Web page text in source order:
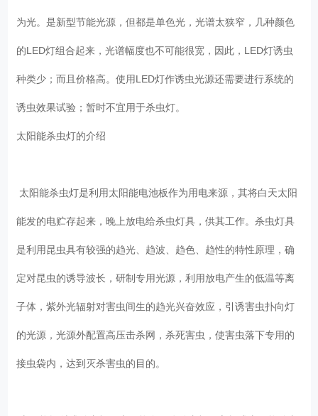
为光。是新型节能光源，但都是单色光，光谱太狭窄，几种颜色
的LED灯组合起来，光谱幅度也不可能很宽，因此，LED灯诱虫
种类少；而且价格高。使用LED灯作诱虫光源还需要进行系统的
诱虫效果试验；暂时不宜用于杀虫灯。
太阳能杀虫灯的介绍
太阳能杀虫灯是利用太阳能电池板作为用电来源，其将白天太阳
能发的电贮存起来，晚上放电给杀虫灯具，供其工作。杀虫灯具
是利用昆虫具有较强的趋光、趋波、趋色、趋性的特性原理，确
定对昆虫的诱导波长，研制专用光源，利用放电产生的低温等离
子体，紫外光辐射对害虫间生的趋光兴奋效应，引诱害虫扑向灯
的光源，光源外配置高压击杀网，杀死害虫，使害虫落下专用的
接虫袋内，达到灭杀害虫的目的。